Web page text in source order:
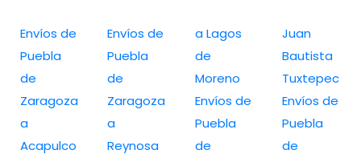
Envíos de
Puebla
de
Zaragoza
a
Acapulco
Envíos de
Puebla
de
Zaragoza
a
Reynosa
a Lagos
de
Moreno
Envíos de
Puebla
de
Juan
Bautista
Tuxtepec
Envíos de
Puebla
de